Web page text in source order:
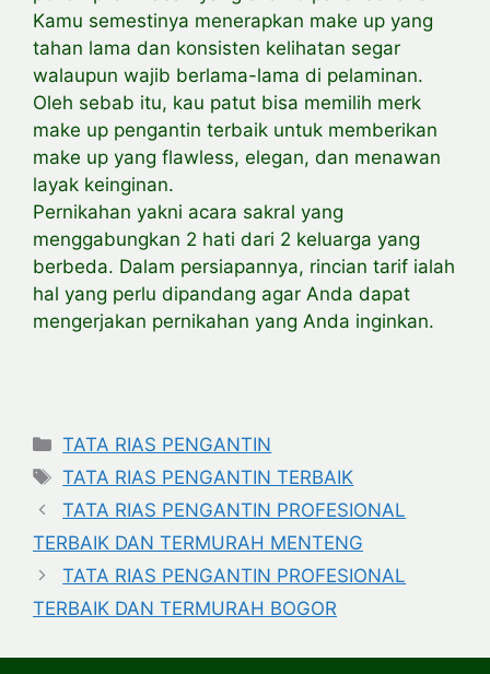
Kamu semestinya menerapkan make up yang
tahan lama dan konsisten kelihatan segar
walaupun wajib berlama-lama di pelaminan.
Oleh sebab itu, kau patut bisa memilih merk
make up pengantin terbaik untuk memberikan
make up yang flawless, elegan, dan menawan
layak keinginan.
Pernikahan yakni acara sakral yang
menggabungkan 2 hati dari 2 keluarga yang
berbeda. Dalam persiapannya, rincian tarif ialah
hal yang perlu dipandang agar Anda dapat
mengerjakan pernikahan yang Anda inginkan.
Categories
TATA RIAS PENGANTIN
Tags
TATA RIAS PENGANTIN TERBAIK
TATA RIAS PENGANTIN PROFESIONAL
TERBAIK DAN TERMURAH MENTENG
TATA RIAS PENGANTIN PROFESIONAL
TERBAIK DAN TERMURAH BOGOR